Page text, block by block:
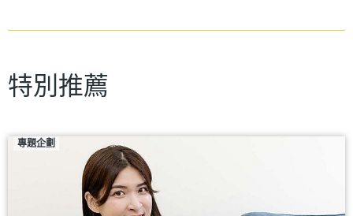
特別推薦
專題企劃